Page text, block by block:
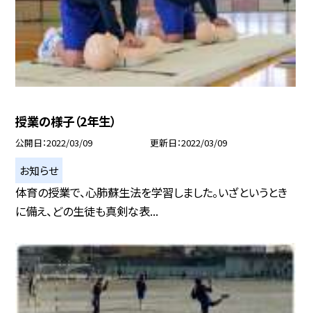
授業の様子（2年生）
公開日 2022/03/09 更新日 2022/03/09
お知らせ
体育の授業で、心肺蘇生法を学習しました。いざというとき
に備え、どの生徒も真剣な表...